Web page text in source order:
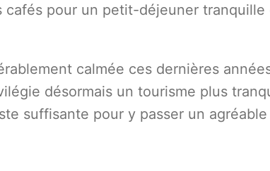
cafés pour un petit-déjeuner tranquille
calmée ces dernières
désormais un tourisme plus
suffisante pour y passer un agréable